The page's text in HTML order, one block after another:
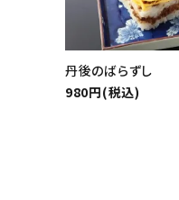
丹後のばらずし
980円(税込)